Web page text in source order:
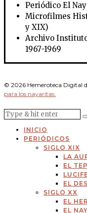
Periódico El
Microfilmes
y XIX)
Archivo
1967-1969
© 2026 Hemeroteca Digital
para los nayaritas.
INICIO
PERIÓDICOS
SIGLO XIX
LA
EL
EL
SIGLO XX
EL
EL